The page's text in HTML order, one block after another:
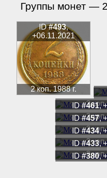
Группы монет —
2 коп. 1988 г.
ID#493,
+06.11.2021
2
ID#461,
2
ID#457,
2
ID#434,
2
ID#433,
2
ID#380,